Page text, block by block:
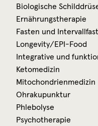
Biologische
Ernährungstherapie
Fasten und
Longevity/EPI-Food
Integrative und
Ketomedizin
Mitochondrienmedizin
Ohrakupunktur
Phlebolyse
Psychotherapie